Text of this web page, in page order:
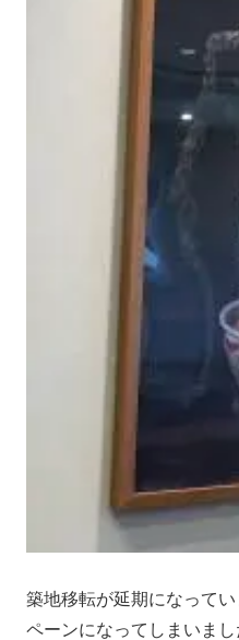
築地移転が延期になって
ペーンになってしまいまし